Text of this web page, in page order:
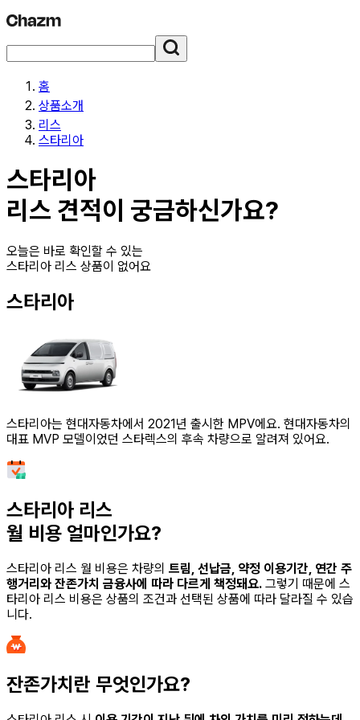
홈
상품소개
리스
스타리아
스타리아
리스 견적이 궁금하신가요?
오늘은 바로 확인할 수 있는
스타리아 리스 상품이 없어요
스타리아
스타리아는 현대자동차에서 2021년 출시한 MPV에요. 현대자동차의
대표 MVP 모델이었던 스타렉스의 후속 차량으로 알려져 있어요.
스타리아 리스
월 비용 얼마인가요?
스타리아 리스 월 비용은 차량의 트림, 선납금, 약정 이용기간, 연간 주
행거리와 잔존가치 금융사에 따라 다르게 책정돼요. 그렇기 때문에 스
타리아 리스 비용은 상품의 조건과 선택된 상품에 따라 달라질 수 있습
니다.
잔존가치란 무엇인가요?